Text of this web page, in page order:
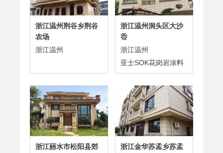
浙江温州荆谷乡荆谷
农场
浙江温州
浙江温州洞头区大沙
岙
浙江温州
亚士SOK花岗岩涂料
浙江丽水市松阳县郊
浙江金华苏孟乡苏孟